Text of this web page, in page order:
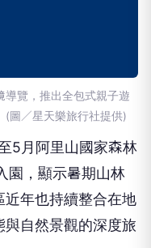
導覽，推出全包式親子遊
(圖／星天樂旅行社提供)
5月阿里山國家森林
園，顯示暑期山林
年也持續整合在地
自然景觀的深度旅